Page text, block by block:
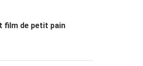
film de petit pain